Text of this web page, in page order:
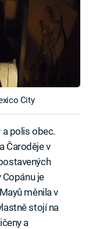
City
polis obec.
Čaroděje v
je
měnila v
stojí na
a